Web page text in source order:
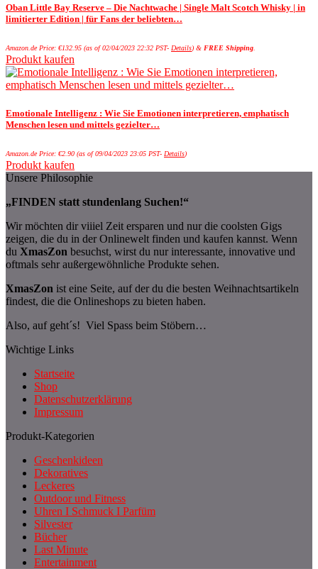
Oban Little Bay Reserve – Die Nachtwache | Single Malt Scotch Whisky | in
limitierter Edition | für Fans der beliebten…
Amazon.de Price: €132.95 (as of 02/04/2023 22:32 PST- Details) & FREE Shipping.
Produkt kaufen
Emotionale Intelligenz : Wie Sie Emotionen interpretieren, emphatisch
Menschen lesen und mittels gezielter…
Amazon.de Price: €2.90 (as of 09/04/2023 23:05 PST- Details)
Produkt kaufen
Unsere Philosophie
„FINDEN statt stundenlang Suchen!“
Wir möchten dir viiiel Zeit ersparen und nur die coolsten Gigs
zeigen, die du in der Onlinewelt finden und kaufen kannst. Wenn
du XmasZon besuchst, wirst du nur interessante, innovative und
oftmals sehr außergewöhnliche Produkte sehen.
XmasZon ist eine Seite, auf der du die besten Weihnachtsartikeln
findest, die die Onlineshops zu bieten haben.
Also, auf geht´s! Viel Spass beim Stöbern…
Wichtige Links
Startseite
Shop
Datenschutzerklärung
Impressum
Produkt-Kategorien
Geschenkideen
Dekoratives
Leckeres
Outdoor und Fitness
Uhren I Schmuck I Parfüm
Silvester
Bücher
Last Minute
Entertainment